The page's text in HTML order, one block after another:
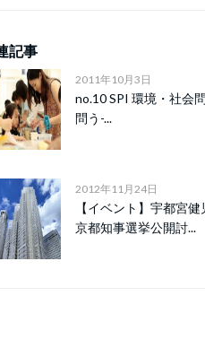
記事
2011年10月3日
no.10 SPI 環境・社会
問う-...
2012年11月24日
【イベント】宇都宮
京都知事選挙公開討...